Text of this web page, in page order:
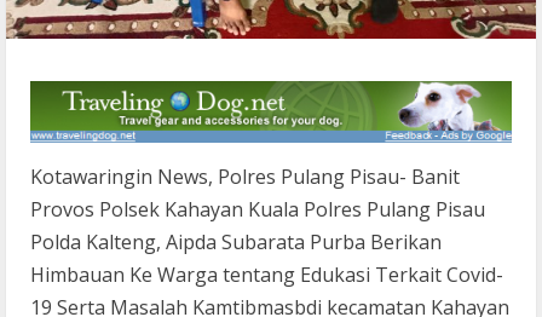
Kotawaringin News, Polres Pulang Pisau- Banit
Provos Polsek Kahayan Kuala Polres Pulang Pisau
Polda Kalteng, Aipda Subarata Purba Berikan
Himbauan Ke Warga tentang Edukasi Terkait Covid-
19 Serta Masalah Kamtibmasbdi kecamatan Kahayan